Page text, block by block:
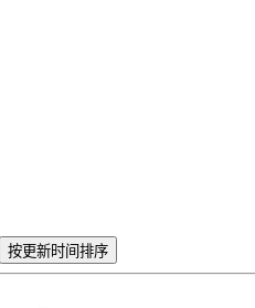
按更新时间排序